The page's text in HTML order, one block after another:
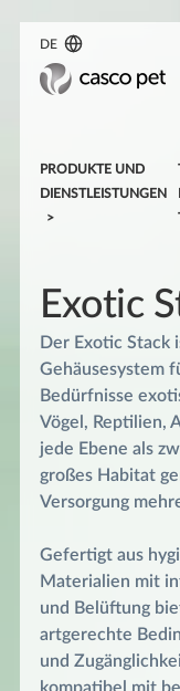
DE
PRODUKTE UND
DIENSTLEISTUNGEN
Exotic
Der Exotic Stack
Gehäusesystem
Bedürfnisse
Vögel, Reptilien,
jede Ebene als
großes Habitat
Versorgung
Gefertigt aus
Materialien mit
und Belüftung
artgerechte
und
kompatibel mit